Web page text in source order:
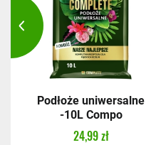
Podłoże uniwersalne
-10L Compo
24,99 zł